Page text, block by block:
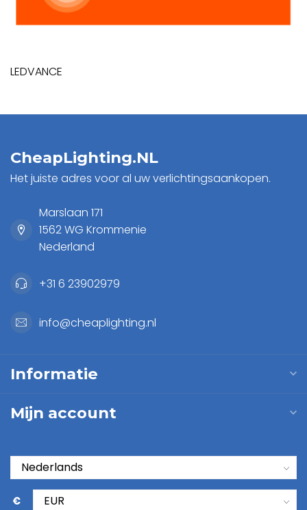
LEDVANCE
CheapLighting.NL
Het juiste adres voor al uw verlichtingsaankopen.
Marslaan 171
1562 WG Krommenie
Nederland
+31 6 23902979
info@cheaplighting.nl
Informatie
Mijn account
€